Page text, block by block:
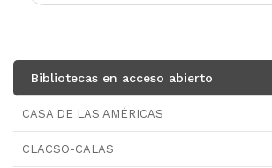
Bibliotecas en acceso abierto
CASA DE LAS AMÉRICAS
CLACSO-CALAS